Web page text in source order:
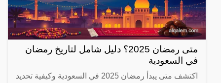
متى رمضان 2025؟ دليل شامل لتاريخ رمضان
في السعودية
اكتشف متى يبدأ رمضان 2025 في السعودية وكيفية تحديد